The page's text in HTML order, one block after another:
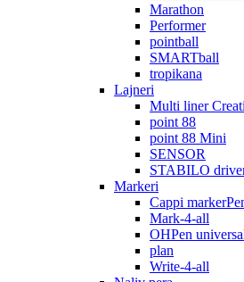
Marathon
Performer
pointball
SMARTball
tropikana
Lajneri
Multi liner
point 88
point 88 Mini
SENSOR
STABILO
Markeri
Cappi
Mark-4-all
OHPen
plan
Write-4-all